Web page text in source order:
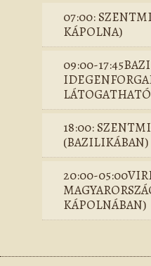
07:00:
KÁPOLNA)
09:00-
18:00:
(BAZILIKÁBAN)
20:00-
KÁPOLNÁBAN)